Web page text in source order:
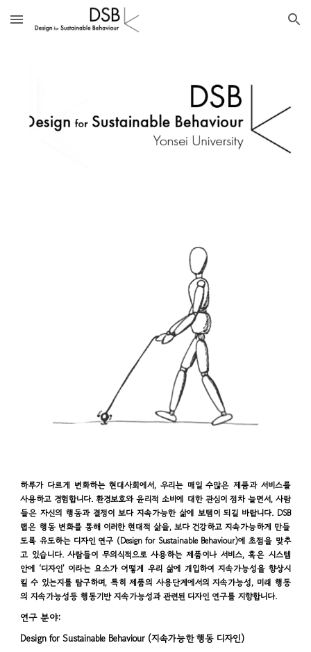
Skip to main content Skip to navigation
하루가 다르게 변화하는 현대사회에서, 우리는 매일 수많은 제품과 서비스를
사용하고 경험합니다. 환경보호와 윤리적 소비에 대한 관심이 점차 늘면서, 사람
들은 자신의 행동과 결정이 보다 지속가능한 삶에 보탬이 되길 바랍니다. DSB
랩은 행동 변화를 통해 이러한 현대적 삶을, 보다 건강하고 지속가능하게 만들
도록 유도하는 디자인 연구 (Design for Sustainable Behaviour)에 초점을 맞추
고 있습니다. 사람들이 무의식적으로 사용하는 제품이나 서비스, 혹은 시스템
안에 ‘디자인’ 이라는 요소가 어떻게 우리 삶에 개입하여 지속가능성을 향상시
킬 수 있는지를 탐구하며, 특히 제품의 사용단계에서의 지속가능성, 미래 행동
의 지속가능성등 행동기반 지속가능성과 관련된 디자인 연구를 지향합니다.
연구 분야:
Design for Sustainable Behaviour (지속가능한 행동 디자인)